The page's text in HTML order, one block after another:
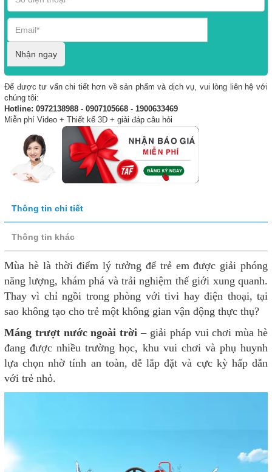
Nhận ngay
Để được tư vấn chi tiết hơn về sản phẩm và dịch vụ, vui lòng liên hệ với
chúng tôi:
Hotline: 0972138988 - 0907105668 - 1900633469
Miễn phí Video + Thiết kế 3D + giải đáp câu hỏi
Thông tin chi tiết
Thông tin khác
Mùa hè là thời điểm lý tưởng để trẻ em được giải phóng
năng lượng, khám phá và trải nghiệm thế giới xung quanh.
Thay vì chỉ ngồi trong phòng với tivi hay điện thoại, tại
sao không tạo cho trẻ một không gian vận động thực thụ?
Máng trượt nước ngoài trời – giải pháp vui chơi mùa hè
đang được nhiều trường học, khu vui chơi và phụ huynh
lựa chọn nhờ tính an toàn, dễ lắp đặt và cực kỳ hấp dẫn
với trẻ nhỏ.